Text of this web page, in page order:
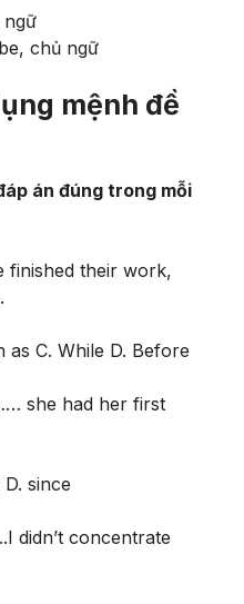
ngữ
chủ ngữ
mệnh đề
án đúng trong mỗi
finished their work,
C. While D. Before
she had her first
since
didn’t concentrate